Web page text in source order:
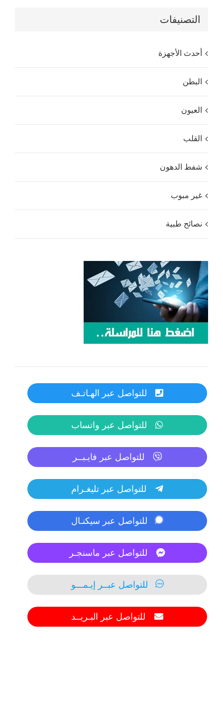
التصنيفات
أحدث الأجهزة
البطن
العيون
القلب
شفط الدهون
غير مبوب
نصائح طبية
للتواصل عبر الهـاتـف
للتواصل عبر واتساب
للتواصل عبر فايـبــر
للتواصل عبر تليغـرام
للتواصل عبر سيكنـال
للتواصل عبر ماسنجـر
للتواصل عبــر إيـمـــو
للتواصل عبر البـريــد